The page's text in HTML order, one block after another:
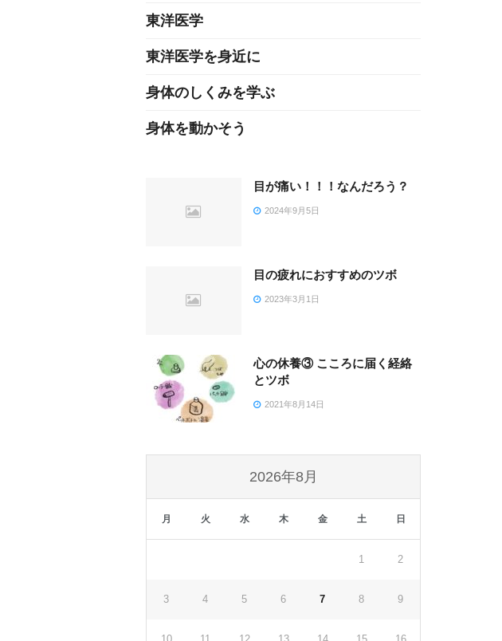
東洋医学
東洋医学を身近に
身体のしくみを学ぶ
身体を動かそう
目が痛い！！！なんだろう？
2024年9月5日
目の疲れにおすすめのツボ
2023年3月1日
心の休養③ こころに届く経絡
とツボ
2021年8月14日
2026年8月
月 火 水 木 金 土 日
1 2
3 4 5 6 7 8 9